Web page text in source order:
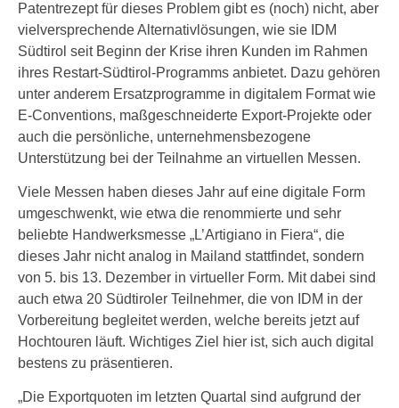
Patentrezept für dieses Problem gibt es (noch) nicht, aber
vielversprechende Alternativlösungen, wie sie IDM
Südtirol seit Beginn der Krise ihren Kunden im Rahmen
ihres Restart-Südtirol-Programms anbietet. Dazu gehören
unter anderem Ersatzprogramme in digitalem Format wie
E-Conventions, maßgeschneiderte Export-Projekte oder
auch die persönliche, unternehmensbezogene
Unterstützung bei der Teilnahme an virtuellen Messen.
Viele Messen haben dieses Jahr auf eine digitale Form
umgeschwenkt, wie etwa die renommierte und sehr
beliebte Handwerksmesse „L’Artigiano in Fiera“, die
dieses Jahr nicht analog in Mailand stattfindet, sondern
von 5. bis 13. Dezember in virtueller Form. Mit dabei sind
auch etwa 20 Südtiroler Teilnehmer, die von IDM in der
Vorbereitung begleitet werden, welche bereits jetzt auf
Hochtouren läuft. Wichtiges Ziel hier ist, sich auch digital
bestens zu präsentieren.
„Die Exportquoten im letzten Quartal sind aufgrund der